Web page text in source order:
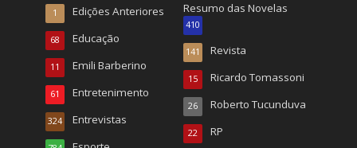
Edições Anteriores
1
Educação
68
Emili Barberino
11
Entretenimento
61
Entrevistas
324
Resumo das Novelas
410
Revista
141
Ricardo Tomassoni
15
Roberto Tucunduva
26
RP
22